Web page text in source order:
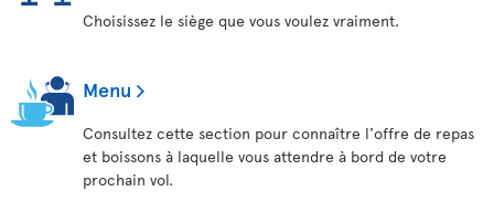
Choisissez le siège que vous voulez vraiment.
Menu
Consultez cette section pour connaître l'offre de repas
et boissons à laquelle vous attendre à bord de votre
prochain vol.